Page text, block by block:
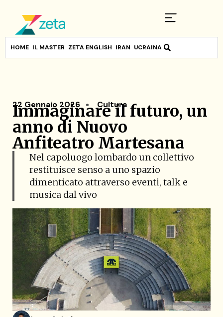
HOME IL MASTER ZETA ENGLISH IRAN UCRAINA
22 Gennaio 2026 Cultura
Immaginare il futuro, un
anno di Nuovo
Anfiteatro Martesana
Nel capoluogo lombardo un collettivo
restituisce senso a uno spazio
dimenticato attraverso eventi, talk e
musica dal vivo